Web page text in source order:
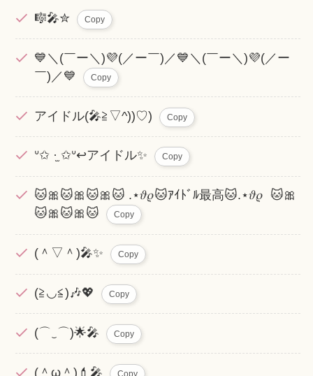
🎼🎤✮ Copy
💙＼(￣ー＼)💜(／ー￣)／💙＼(￣ー＼)💜(／ー
￣)／💙
Copy
アイドル(🎤≧▽^))♡) Copy
ᐡ✩ ·̫ ✩ᐡ↩︎アイドル✨️ Copy
🐱🎀🐱🎀🐱🎀🐱 .⋆𝜗𝜚🐱ｱｲﾄﾞﾙ最高🐱.⋆𝜗𝜚 🐱🎀
🐱🎀🐱🎀🐱
Copy
(＾▽＾)🎤✨ Copy
(≧◡≦)🎶💖 Copy
(⌒‿⌒)🌟🎤 Copy
(＾ω＾)💄🎤 Copy